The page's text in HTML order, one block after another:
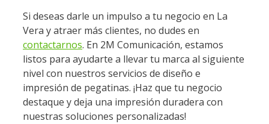
Si deseas darle un impulso a tu negocio en La
Vera y atraer más clientes, no dudes en
contactarnos. En 2M Comunicación, estamos
listos para ayudarte a llevar tu marca al siguiente
nivel con nuestros servicios de diseño e
impresión de pegatinas. ¡Haz que tu negocio
destaque y deja una impresión duradera con
nuestras soluciones personalizadas!